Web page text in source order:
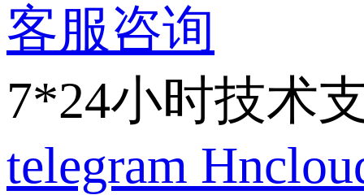
客服咨询
7*24小时技术
telegram